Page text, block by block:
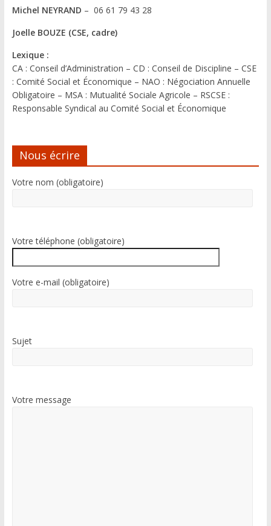
Michel NEYRAND – 06 61 79 43 28
Joelle BOUZE (CSE, cadre)
Lexique :
CA : Conseil d’Administration – CD : Conseil de Discipline – CSE
: Comité Social et Économique – NAO : Négociation Annuelle
Obligatoire – MSA : Mutualité Sociale Agricole – RSCSE :
Responsable Syndical au Comité Social et Économique
Nous écrire
Votre nom (obligatoire)
Votre téléphone (obligatoire)
Votre e-mail (obligatoire)
Sujet
Votre message